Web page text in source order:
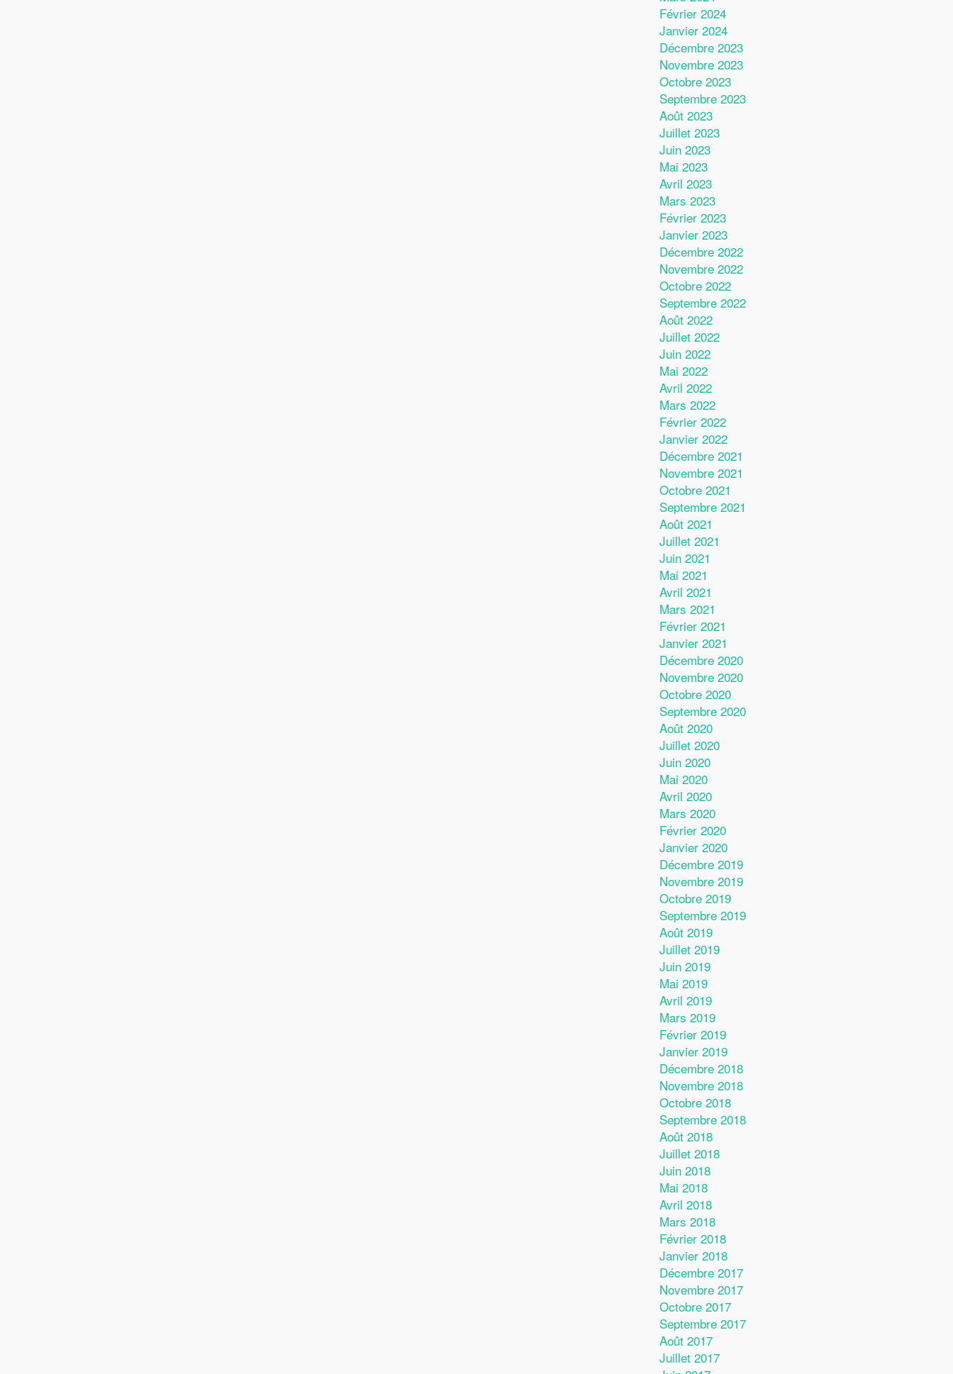
Février 2024
Janvier 2024
Décembre 2023
Novembre 2023
Octobre 2023
Septembre 2023
Août 2023
Juillet 2023
Juin 2023
Mai 2023
Avril 2023
Mars 2023
Février 2023
Janvier 2023
Décembre 2022
Novembre 2022
Octobre 2022
Septembre 2022
Août 2022
Juillet 2022
Juin 2022
Mai 2022
Avril 2022
Mars 2022
Février 2022
Janvier 2022
Décembre 2021
Novembre 2021
Octobre 2021
Septembre 2021
Août 2021
Juillet 2021
Juin 2021
Mai 2021
Avril 2021
Mars 2021
Février 2021
Janvier 2021
Décembre 2020
Novembre 2020
Octobre 2020
Septembre 2020
Août 2020
Juillet 2020
Juin 2020
Mai 2020
Avril 2020
Mars 2020
Février 2020
Janvier 2020
Décembre 2019
Novembre 2019
Octobre 2019
Septembre 2019
Août 2019
Juillet 2019
Juin 2019
Mai 2019
Avril 2019
Mars 2019
Février 2019
Janvier 2019
Décembre 2018
Novembre 2018
Octobre 2018
Septembre 2018
Août 2018
Juillet 2018
Juin 2018
Mai 2018
Avril 2018
Mars 2018
Février 2018
Janvier 2018
Décembre 2017
Novembre 2017
Octobre 2017
Septembre 2017
Août 2017
Juillet 2017